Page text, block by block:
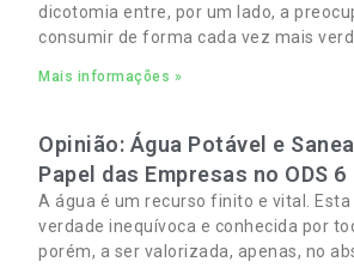
dicotomia entre, por um lado, a
consumir de forma cada vez mais
e familiares cada vez mais apertados.
Mais informações »
Opinião: Água Potável e
Papel das Empresas no ODS 6
A água é um recurso finito e vital.
verdade inequívoca e conhecida por
porém, a ser valorizada, apenas, no